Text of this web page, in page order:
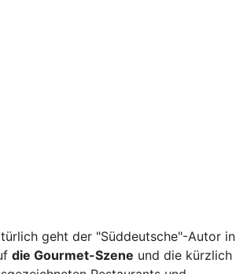
geht der "Süddeutsche"-Autor in
die Gourmet-Szene und die kürzlich